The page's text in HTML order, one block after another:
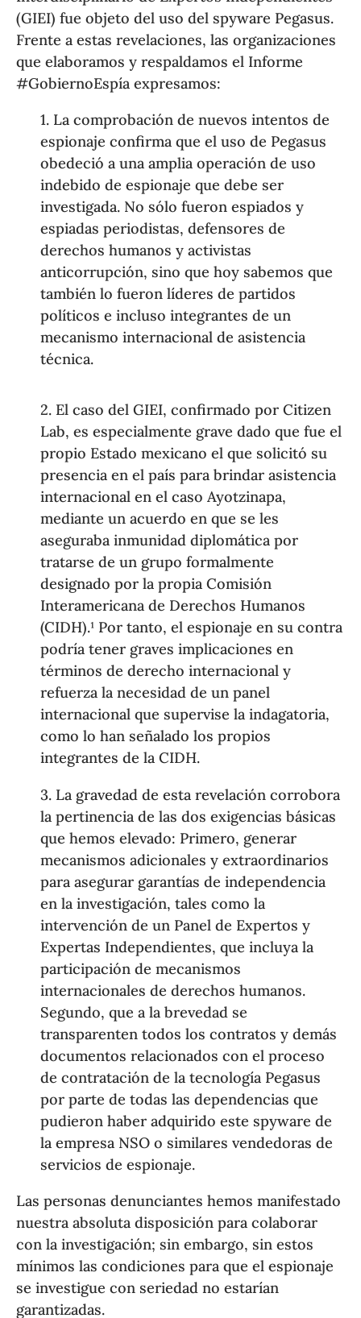
(GIEI) fue objeto del uso del spyware Pegasus.
Frente a estas revelaciones, las organizaciones
que elaboramos y respaldamos el Informe
#GobiernoEspía expresamos:
1. La comprobación de nuevos intentos de
espionaje confirma que el uso de Pegasus
obedeció a una amplia operación de uso
indebido de espionaje que debe ser
investigada. No sólo fueron espiados y
espiadas periodistas, defensores de
derechos humanos y activistas
anticorrupción, sino que hoy sabemos que
también lo fueron líderes de partidos
políticos e incluso integrantes de un
mecanismo internacional de asistencia
técnica.
2. El caso del GIEI, confirmado por Citizen
Lab, es especialmente grave dado que fue el
propio Estado mexicano el que solicitó su
presencia en el país para brindar asistencia
internacional en el caso Ayotzinapa,
mediante un acuerdo en que se les
aseguraba inmunidad diplomática por
tratarse de un grupo formalmente
designado por la propia Comisión
Interamericana de Derechos Humanos
(CIDH).¹ Por tanto, el espionaje en su contra
podría tener graves implicaciones en
términos de derecho internacional y
refuerza la necesidad de un panel
internacional que supervise la indagatoria,
como lo han señalado los propios
integrantes de la CIDH.
3. La gravedad de esta revelación corrobora
la pertinencia de las dos exigencias básicas
que hemos elevado: Primero, generar
mecanismos adicionales y extraordinarios
para asegurar garantías de independencia
en la investigación, tales como la
intervención de un Panel de Expertos y
Expertas Independientes, que incluya la
participación de mecanismos
internacionales de derechos humanos.
Segundo, que a la brevedad se
transparenten todos los contratos y demás
documentos relacionados con el proceso
de contratación de la tecnología Pegasus
por parte de todas las dependencias que
pudieron haber adquirido este spyware de
la empresa NSO o similares vendedoras de
servicios de espionaje.
Las personas denunciantes hemos manifestado
nuestra absoluta disposición para colaborar
con la investigación; sin embargo, sin estos
mínimos las condiciones para que el espionaje
se investigue con seriedad no estarían
garantizadas.